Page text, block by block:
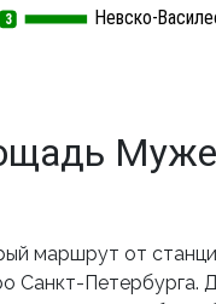
Невско-
3
3
маршрут от
Санкт-Петербурга.